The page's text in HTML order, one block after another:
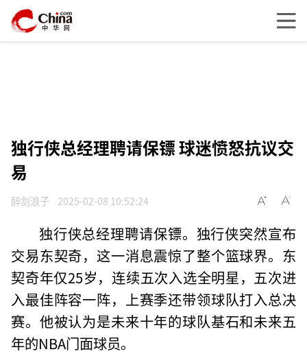
独行侠总经理聘请保镖 球迷愤怒抗议交
易
醉剑浪子 2025-02-08 10:52:24
独行侠总经理聘请保镖。独行侠突然宣布
交易东契奇，这一消息震惊了整个篮球界。东
契奇年仅25岁，连续五次入选全明星，五次进
入最佳阵容一阵，上赛季还带领球队打入总决
赛。他被认为是未来十年的球队基石和未来五
年的NBA门面球员。